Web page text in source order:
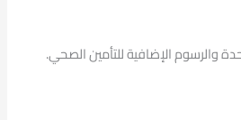
والرسوم الإضافية للتأمين الصحي.